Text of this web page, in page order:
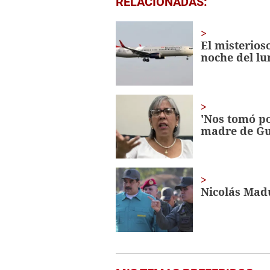
seconds
59
secondsVolume
El
noche del
'Nos tomó
madre de
Nicolás